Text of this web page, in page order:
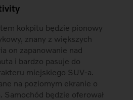
kokpitu będzie pionowy
znany z większych
on zapanowanie nad
i bardzo pasuje do
miejskiego SUV-a.
na poziomym ekranie o
Samochód będzie oferował